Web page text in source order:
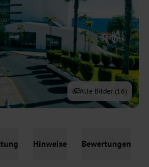
Alle Bilder (16)
Hinweise Bewertungen